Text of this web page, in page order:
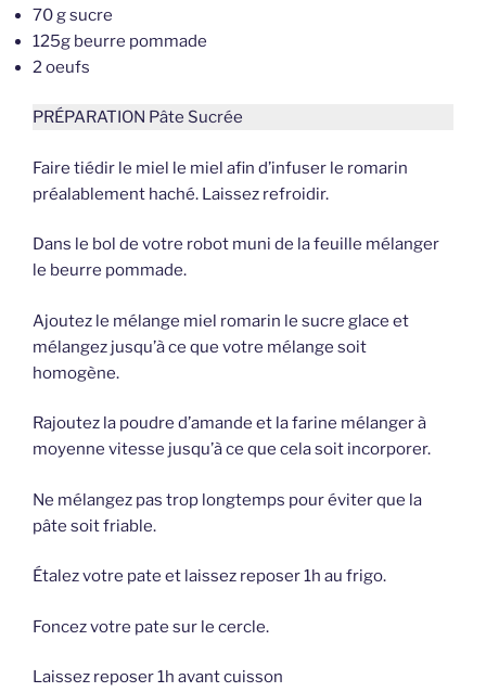
70 g sucre
125g beurre pommade
2 oeufs
PRÉPARATION Pâte Sucrée
Faire tiédir le miel le miel afin d’infuser le romarin
préalablement haché. Laissez refroidir.
Dans le bol de votre robot muni de la feuille mélanger
le beurre pommade.
Ajoutez le mélange miel romarin le sucre glace et
mélangez jusqu’à ce que votre mélange soit
homogène.
Rajoutez la poudre d’amande et la farine mélanger à
moyenne vitesse jusqu’à ce que cela soit incorporer.
Ne mélangez pas trop longtemps pour éviter que la
pâte soit friable.
Étalez votre pate et laissez reposer 1h au frigo.
Foncez votre pate sur le cercle.
Laissez reposer 1h avant cuisson